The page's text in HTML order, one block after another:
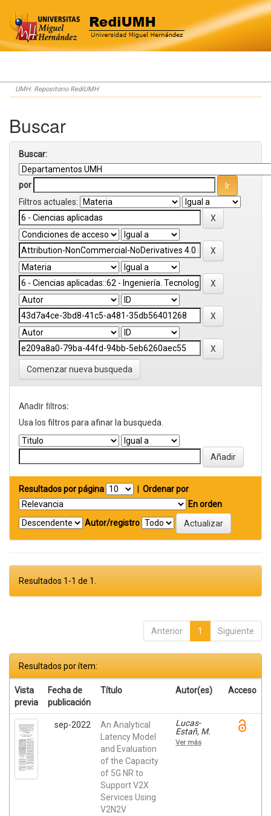
Skip
navigation
UMH: Repositorio RediUMH
Buscar
Buscar:
por
Filtros actuales:
Comenzar nueva busqueda
Añadir filtros:
Usa los filtros para afinar la busqueda.
Resultados por página
Ordenar por
En orden
Autor/registro
Resultados 1-1 de 1.
Anterior 1 Siguiente
Resultados por ítem:
Vista
previa
Fecha de
publicación
Título Autor(es) Acceso
sep-2022
An Analytical
Latency Model
and Evaluation
of the Capacity
of 5G NR to
Support V2X
Services Using
V2N2V
Lucas-
Estañ, M.
Carmen;
Coll-
Ver más